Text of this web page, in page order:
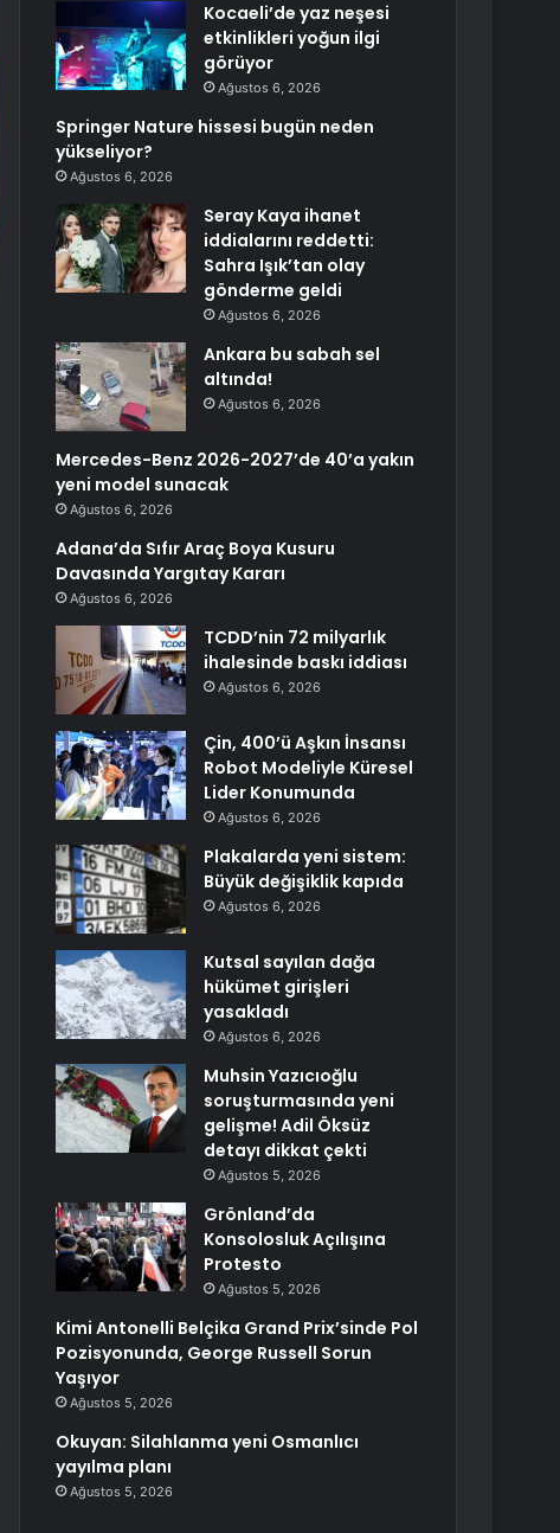
Kocaeli’de yaz neşesi
etkinlikleri yoğun ilgi
görüyor
Ağustos 6, 2026
Springer Nature hissesi bugün neden
yükseliyor?
Ağustos 6, 2026
Seray Kaya ihanet
iddialarını reddetti:
Sahra Işık’tan olay
gönderme geldi
Ağustos 6, 2026
Ankara bu sabah sel
altında!
Ağustos 6, 2026
Mercedes-Benz 2026-2027’de 40’a yakın
yeni model sunacak
Ağustos 6, 2026
Adana’da Sıfır Araç Boya Kusuru
Davasında Yargıtay Kararı
Ağustos 6, 2026
TCDD’nin 72 milyarlık
ihalesinde baskı iddiası
Ağustos 6, 2026
Çin, 400’ü Aşkın İnsansı
Robot Modeliyle Küresel
Lider Konumunda
Ağustos 6, 2026
Plakalarda yeni sistem:
Büyük değişiklik kapıda
Ağustos 6, 2026
Kutsal sayılan dağa
hükümet girişleri
yasakladı
Ağustos 6, 2026
Muhsin Yazıcıoğlu
soruşturmasında yeni
gelişme! Adil Öksüz
detayı dikkat çekti
Ağustos 5, 2026
Grönland’da
Konsolosluk Açılışına
Protesto
Ağustos 5, 2026
Kimi Antonelli Belçika Grand Prix’sinde Pol
Pozisyonunda, George Russell Sorun
Yaşıyor
Ağustos 5, 2026
Okuyan: Silahlanma yeni Osmanlıcı
yayılma planı
Ağustos 5, 2026